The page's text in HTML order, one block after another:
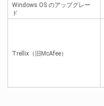
Windows OS のアップグレー
ド
Trellix（旧McAfee）